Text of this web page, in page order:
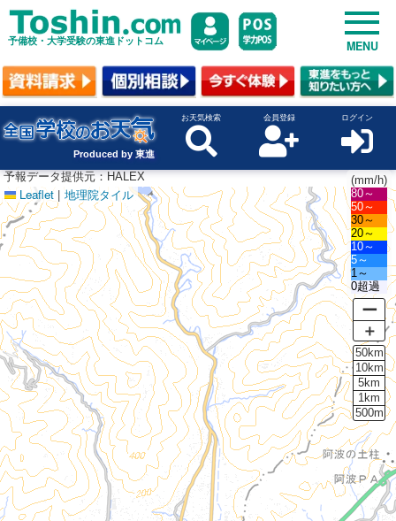
予備校・大学受験の東進ドットコム MENU
Produced by 東進
お天気検索 会員登録 ログイン
Leaflet | 地理院タイル
(mm/h)
80～
50～
30～
20～
10～
5～
1～
0超過
ー
＋
50km
10km
5km
1km
500m
予報データ提供元：HALEX